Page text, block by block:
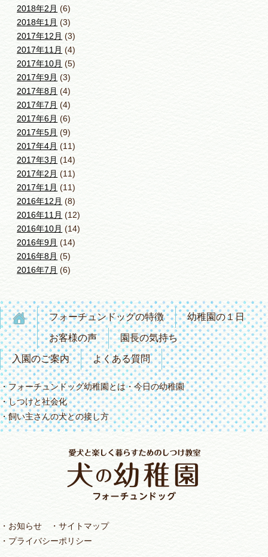
2018年2月 (6)
2018年1月 (3)
2017年12月 (3)
2017年11月 (4)
2017年10月 (5)
2017年9月 (3)
2017年8月 (4)
2017年7月 (4)
2017年6月 (6)
2017年5月 (9)
2017年4月 (11)
2017年3月 (14)
2017年2月 (11)
2017年1月 (11)
2016年12月 (8)
2016年11月 (12)
2016年10月 (14)
2016年9月 (14)
2016年8月 (5)
2016年7月 (6)
フォーチュンドッグの特徴 幼稚園の１日
お客様の声 園長の気持ち
入園のご案内 よくある質問
フォーチュンドッグ幼稚園とは
しつけと社会化
飼い主さんの犬との接し方
今日の幼稚園
お知らせ
サイトマップ
プライバシーポリシー